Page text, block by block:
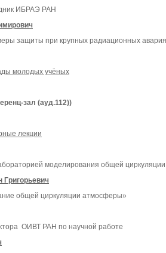
ИБРАЭ РАН
защиты при крупных радиационных
молодых учёных
зал (ауд.112))
лекции
моделирования общей
Григорьевич
общей циркуляции атмосферы»
ОИВТ РАН по научной работе